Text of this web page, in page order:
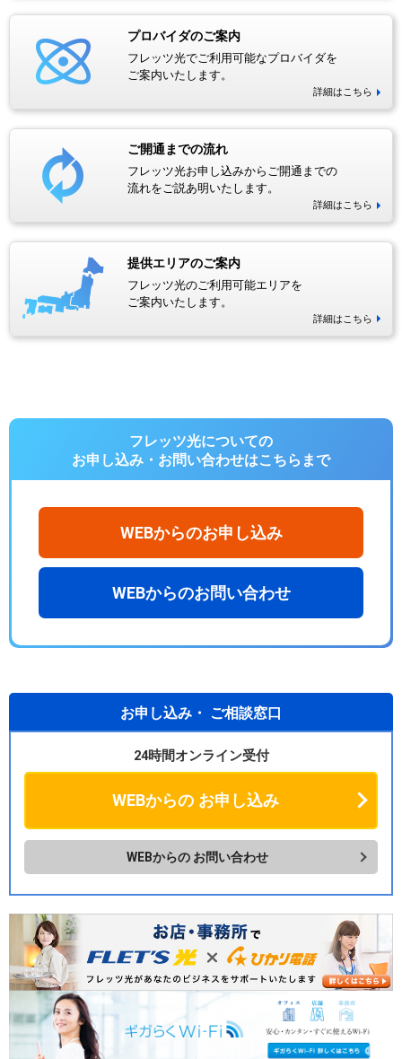
プロバイダのご案内
フレッツ光でご利用可能なプロバイダを
ご案内いたします。
詳細はこちら
ご開通までの流れ
フレッツ光お申し込みからご開通までの
流れをご説あ明いたします。
詳細はこちら
提供エリアのご案内
フレッツ光のご利用可能エリアを
ご案内いたします。
詳細はこちら
フレッツ光についての
お申し込み・お問い合わせはこちらまで
WEBからのお申し込み
WEBからのお問い合わせ
お申し込み・ ご相談窓口
24時間オンライン受付
WEBからのお申し込み
WEBからの お問い合わせ